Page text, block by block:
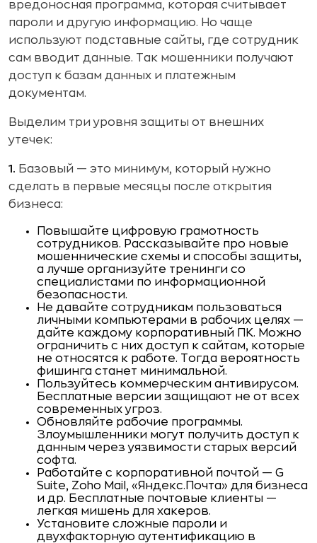
вредоносная программа, которая считывает
пароли и другую информацию. Но чаще
используют подставные сайты, где сотрудник
сам вводит данные. Так мошенники получают
доступ к базам данных и платежным
документам.
Выделим три уровня защиты от внешних
утечек:
1. Базовый — это минимум, который нужно
сделать в первые месяцы после открытия
бизнеса:
Повышайте цифровую грамотность
сотрудников. Рассказывайте про новые
мошеннические схемы и способы защиты,
а лучше организуйте тренинги со
специалистами по информационной
безопасности.
Не давайте сотрудникам пользоваться
личными компьютерами в рабочих целях —
дайте каждому корпоративный ПК. Можно
ограничить с них доступ к сайтам, которые
не относятся к работе. Тогда вероятность
фишинга станет минимальной.
Пользуйтесь коммерческим антивирусом.
Бесплатные версии защищают не от всех
современных угроз.
Обновляйте рабочие программы.
Злоумышленники могут получить доступ к
данным через уязвимости старых версий
софта.
Работайте с корпоративной почтой — G
Suite, Zoho Mail, «Яндекс.Почта» для бизнеса
и др. Бесплатные почтовые клиенты —
легкая мишень для хакеров.
Установите сложные пароли и
двухфакторную аутентификацию в